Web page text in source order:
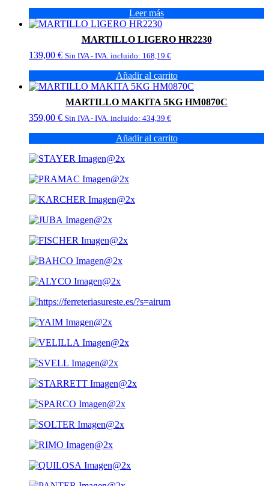
Leer más
MARTILLO LIGERO HR2230
139,00 € Sin IVA - IVA. incluido: 168,19 €
Añadir al carrito
MARTILLO MAKITA 5KG HM0870C
359,00 € Sin IVA - IVA. incluido: 434,39 €
Añadir al carrito